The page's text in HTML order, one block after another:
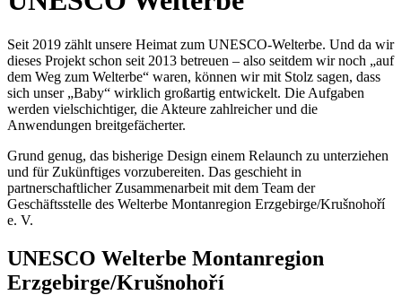
Seit 2019 zählt unsere Heimat zum UNESCO-Welterbe. Und da wir
dieses Projekt schon seit 2013 betreuen – also seitdem wir noch „auf
dem Weg zum Welterbe“ waren, können wir mit Stolz sagen, dass
sich unser „Baby“ wirklich großartig entwickelt. Die Aufgaben
werden vielschichtiger, die Akteure zahlreicher und die
Anwendungen breitgefächerter.
Grund genug, das bisherige Design einem Relaunch zu unterziehen
und für Zukünftiges vorzubereiten. Das geschieht in
partnerschaftlicher Zusammenarbeit mit dem Team der
Geschäftsstelle des Welterbe Montanregion Erzgebirge/Krušnohoří
e. V.
UNESCO Welterbe Montanregion
Erzgebirge/Krušnohoří